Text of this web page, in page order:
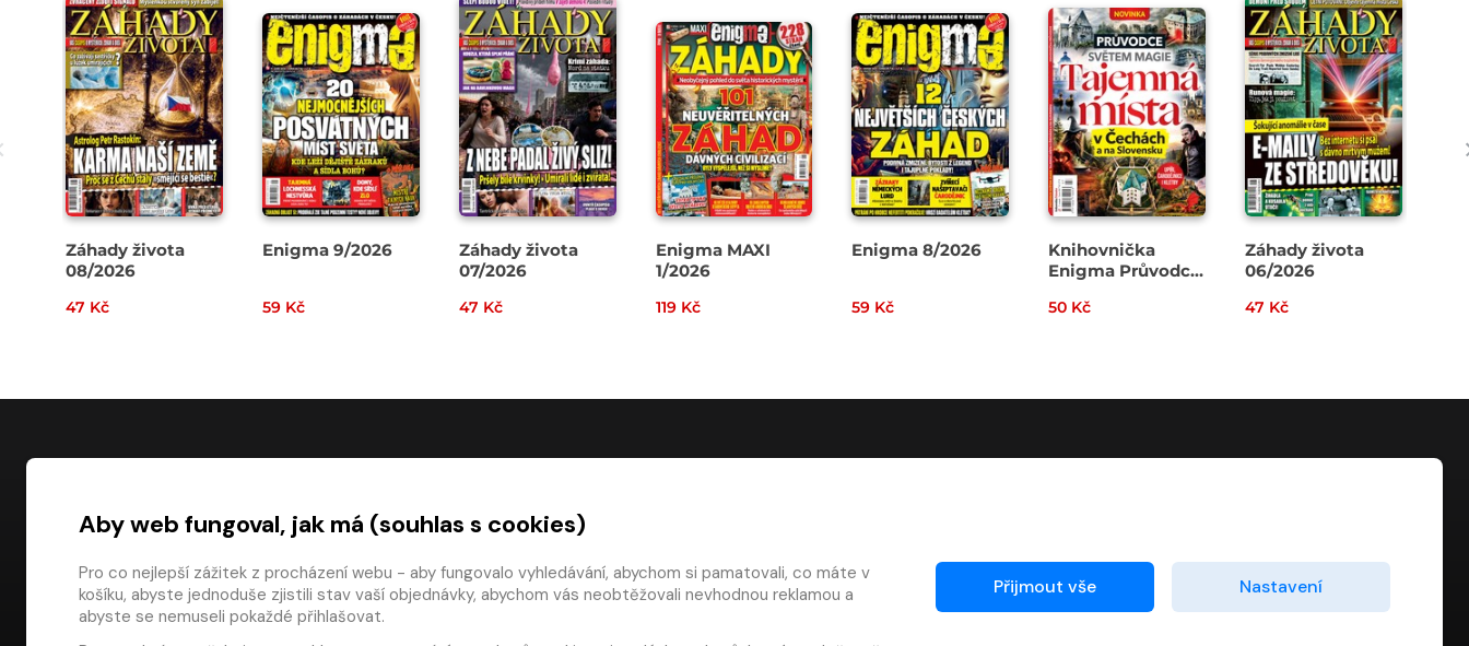
Záhady života
08/2026
47 Kč
Enigma 9/2026
59 Kč
Záhady života
07/2026
47 Kč
Enigma MAXI
1/2026
119 Kč
Enigma 8/2026
59 Kč
Knihovnička
Enigma Průvodce
50 Kč
Záhady života
06/2026
47 Kč
digiport.cz © 2026
Časté dotazy
Platba
Obchodní podmínky
Odstoupení od smlouvy
Kontakty
Články
Aby web fungoval, jak má (souhlas s cookies)
Pro co nejlepší zážitek z procházení webu - aby fungovalo vyhledávání, abychom si pamatovali, co máte v
košíku, abyste jednoduše zjistili stav vaší objednávky, abychom vás neobtěžovali nevhodnou reklamou a
abyste se nemuseli pokaždé přihlašovat.
Přijmout vše Nastavení